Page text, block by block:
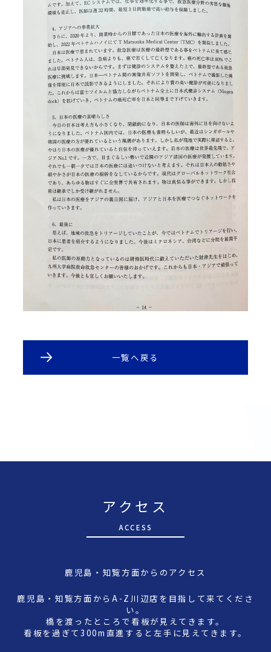
一覧へ戻る
アクセス
ACCESS
鹿児島・知覧方面からのアクセス
鹿児島・知覧方面からA-Z川辺店を目指して来てくださ
い。
橋を渡ったところで看板が見えてきます。
看板を過ぎて300m直進すると左手に見えてきます。